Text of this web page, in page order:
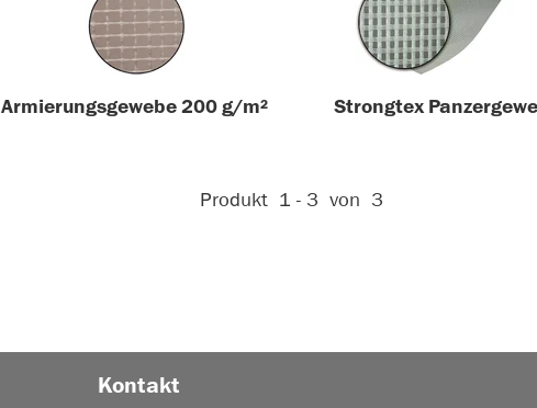
Armierungsgewebe 200 g/m² Strongtex
Aktive Filter:
Produkt 1 - 3 von 3
Kontakt